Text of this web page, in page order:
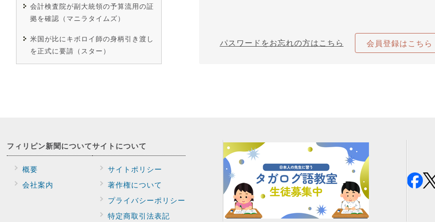
会計検査院が副大統領の予算流用の証
拠を確認（マニラタイムズ）
米国が比にキボロイ師の身柄引き渡し
を正式に要請（スター）
パスワードをお忘れの方はこちら 会員登録はこちら
フィリピン新聞について
概要
会社案内
サイトについて
サイトポリシー
著作権について
プライバシーポリシー
特定商取引法表記